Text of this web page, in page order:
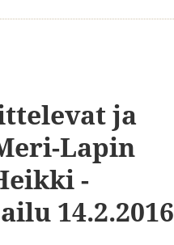
ja
Lapin
-
14.2.2016